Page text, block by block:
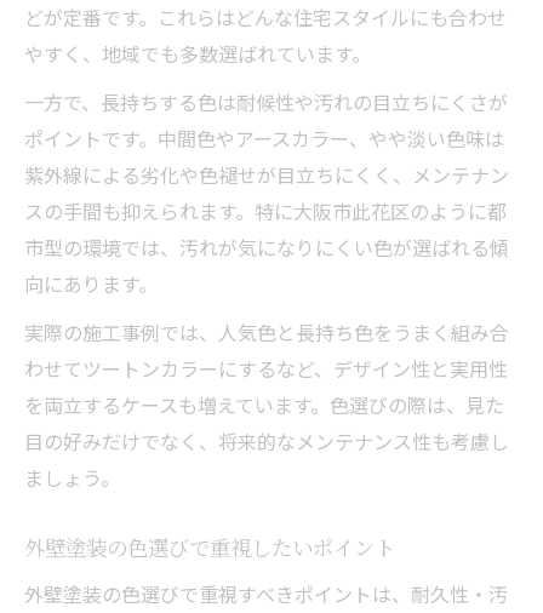
どが定番です。これらはどんな住宅スタイルにも合わせ
やすく、地域でも多数選ばれています。
一方で、長持ちする色は耐候性や汚れの目立ちにくさが
ポイントです。中間色やアースカラー、やや淡い色味は
紫外線による劣化や色褪せが目立ちにくく、メンテナン
スの手間も抑えられます。特に大阪市此花区のように都
市型の環境では、汚れが気になりにくい色が選ばれる傾
向にあります。
実際の施工事例では、人気色と長持ち色をうまく組み合
わせてツートンカラーにするなど、デザイン性と実用性
を両立するケースも増えています。色選びの際は、見た
目の好みだけでなく、将来的なメンテナンス性も考慮し
ましょう。
外壁塗装の色選びで重視したいポイント
外壁塗装の色選びで重視すべきポイントは、耐久性・汚